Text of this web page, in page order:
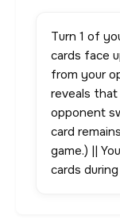
Turn 1 of
cards face
from your
reveals that
opponent
card
game.) ||
cards